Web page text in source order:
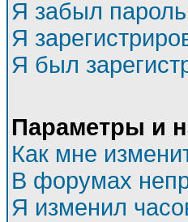
Я забыл
Я
Я был
Параметры и
Как мне
В форумах
Я изменил